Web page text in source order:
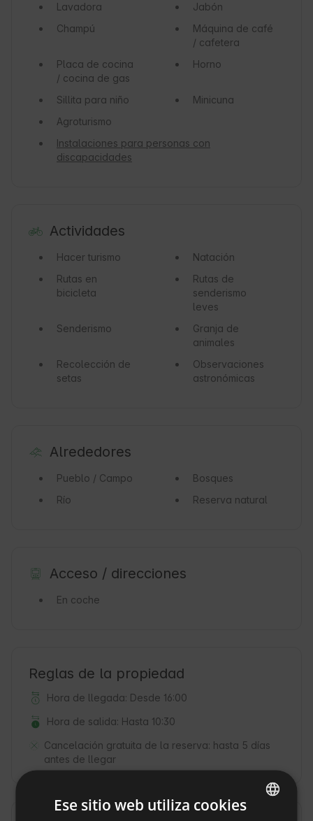
Lavadora
Jabón
Champú
Máquina de café
/ cafetera
Placa de cocina
/ cocina de gas
Horno
Sillita para niño
Minicuna
Agroturismo
Instalaciones para personas con
discapacidades
Actividades
Hacer turismo
Natación
Rutas en
bicicleta
Rutas de
senderismo
leves
Senderismo
Granja de
animales
Recolección de
setas
Observaciones
astronómicas
Alrededores
Pueblo / Campo
Bosques
Río
Reserva natural
Acceso / direcciones
En coche
Reglas de la propiedad
Hora de llegada: Desde 16:00
Hora de salida: Hasta 10:30
Cancelación gratuita de la reserva: hasta 5 días
antes de llegar
Ese sitio web utiliza cookies